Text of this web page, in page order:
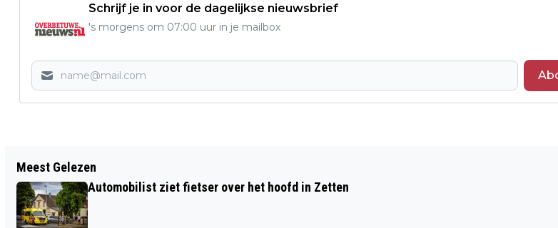
Schrijf je in voor de dagelijkse nieuwsbrief
's morgens om 07:00 uur in je mailbox
NOG NIET ALLE VIERDAAGSE-TICKETS
UITVERKOCHT
BAASJE
Meest Gelezen
Automobilist ziet fietser over het hoofd in Zetten